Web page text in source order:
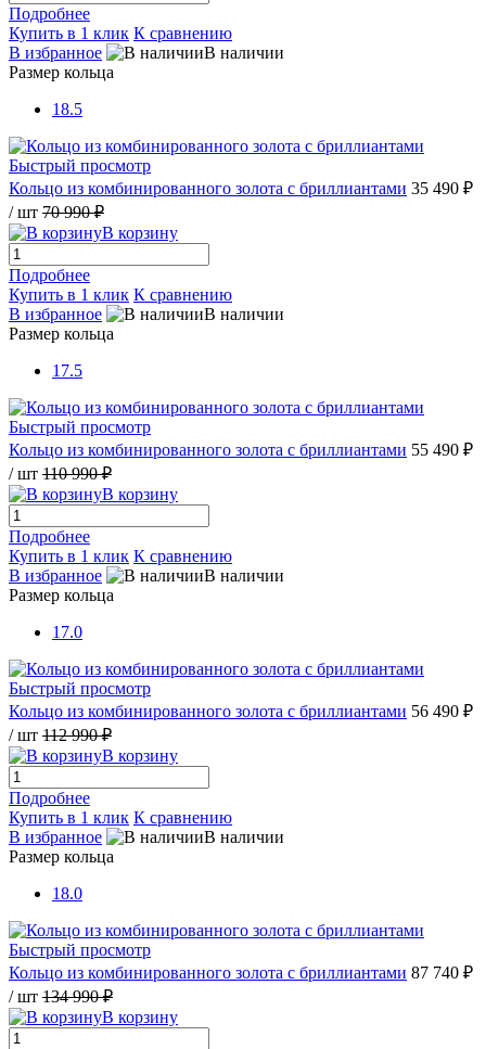
Подробнее
Купить в 1 клик К сравнению
В избранное
В наличии
Размер кольца
18.5
Быстрый просмотр
Кольцо из комбинированного золота с бриллиантами 35 490 ₽
/ шт 70 990 ₽
В корзину
Подробнее
Купить в 1 клик К сравнению
В избранное
В наличии
Размер кольца
17.5
Быстрый просмотр
Кольцо из комбинированного золота с бриллиантами 55 490 ₽
/ шт 110 990 ₽
В корзину
Подробнее
Купить в 1 клик К сравнению
В избранное
В наличии
Размер кольца
17.0
Быстрый просмотр
Кольцо из комбинированного золота с бриллиантами 56 490 ₽
/ шт 112 990 ₽
В корзину
Подробнее
Купить в 1 клик К сравнению
В избранное
В наличии
Размер кольца
18.0
Быстрый просмотр
Кольцо из комбинированного золота с бриллиантами 87 740 ₽
/ шт 134 990 ₽
В корзину